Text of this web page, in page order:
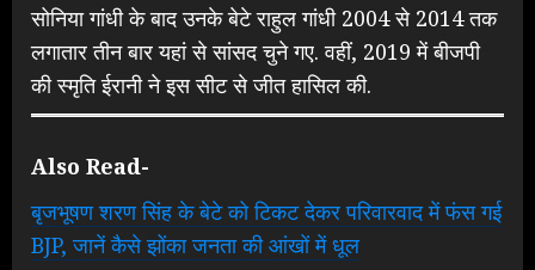
सोनिया गांधी के बाद उनके बेटे राहुल गांधी 2004 से 2014 तक
लगातार तीन बार यहां से सांसद चुने गए. वहीं, 2019 में बीजपी
की स्मृति ईरानी ने इस सीट से जीत हासिल की.
Also Read-
बृजभूषण शरण सिंह के बेटे को टिकट देकर परिवारवाद में फंस गई
BJP, जानें कैसे झोंका जनता की आंखों में धूल